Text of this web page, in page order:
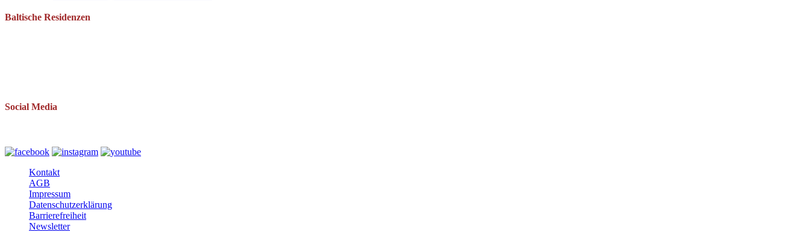
Baltische Residenzen
Social Media
Kontakt
AGB
Impressum
Datenschutzerklärung
Barrierefreiheit
Newsletter